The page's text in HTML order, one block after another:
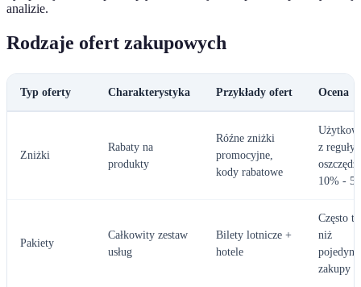
analizie.
Rodzaje ofert zakupowych
Typ oferty Charakterystyka Przykłady ofert Ocena
Zniżki
Rabaty na
produkty
Róźne zniżki
promocyjne,
kody rabatowe
z reguły
10% -
Pakiety
Całkowity zestaw
usług
Bilety lotnicze +
hotele
Często
niż
zakupy